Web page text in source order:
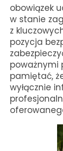
obowiązek
w stanie
z
pozycja
poważnymi
pamiętać,
wyłącznie